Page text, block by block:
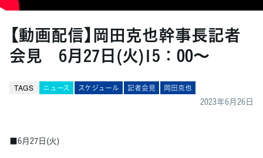
【動画配信】岡田克也幹事長記者
会見 6月27日(火)15：00～
TAGS ニュース スケジュール 記者会見 岡田克也
2023年6月26日
■6月27日(火)